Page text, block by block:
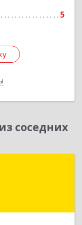
5
Подробнее
соседних
Краснодар г,